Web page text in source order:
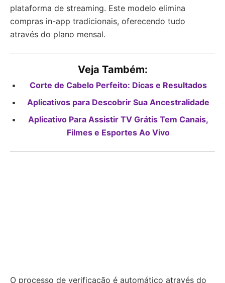
plataforma de streaming. Este modelo elimina
compras in-app tradicionais, oferecendo tudo
através do plano mensal.
Veja Também:
Corte de Cabelo Perfeito: Dicas e Resultados
Aplicativos para Descobrir Sua Ancestralidade
Aplicativo Para Assistir TV Grátis Tem Canais,
Filmes e Esportes Ao Vivo
O processo de verificação é automático através do